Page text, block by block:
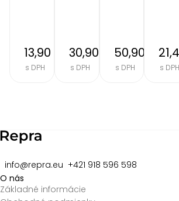
13,90 €
s DPH
30,90 €
s DPH
50,90 €
s DPH s DPH
info@repra.eu +421 918 596 598
O nás
Základné informácie